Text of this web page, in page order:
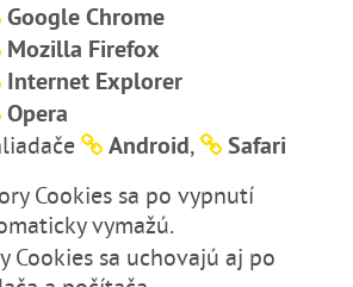
Google Chrome
Mozilla Firefox
Internet Explorer
Opera
Android,
Safari
Cookies sa po vypnutí
vymažú.
Cookies sa uchovajú aj po